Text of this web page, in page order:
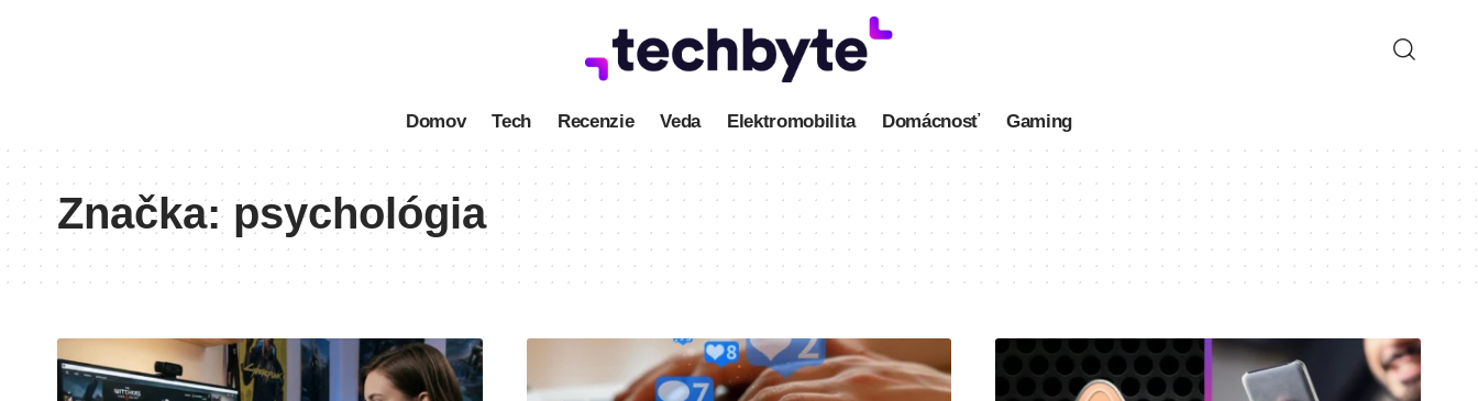
Domov Tech Recenzie Veda Elektromobilita Domácnosť Gaming
Značka: psychológia